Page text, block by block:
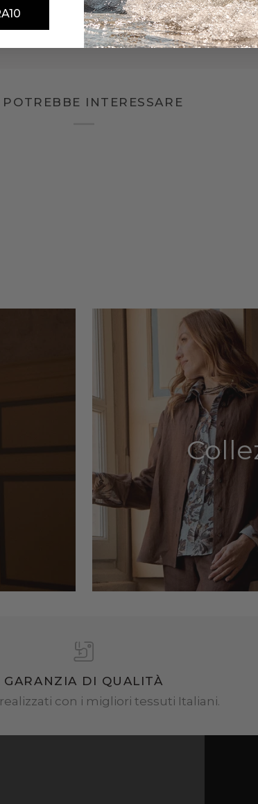
INTERESSARE
GARANZIA DI QUALITÀ
con i migliori tessuti Italiani.